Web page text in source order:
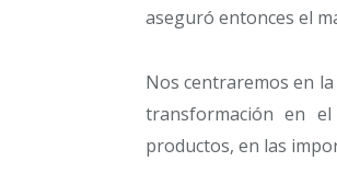
aseguró entonces el
Nos centraremos en
transformación en
productos, en las